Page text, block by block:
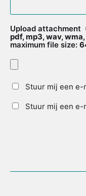
Upload attachment
pdf, mp3, wav,
maximum file size:
Stuur mij een e-
Stuur mij een